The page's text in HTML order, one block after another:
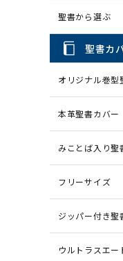
聖書から選ぶ
聖書カ
オリジナル巻型
本革聖書カバー
みことば入り聖
フリーサイズ
ジッパー付き聖
ウルトラスエー